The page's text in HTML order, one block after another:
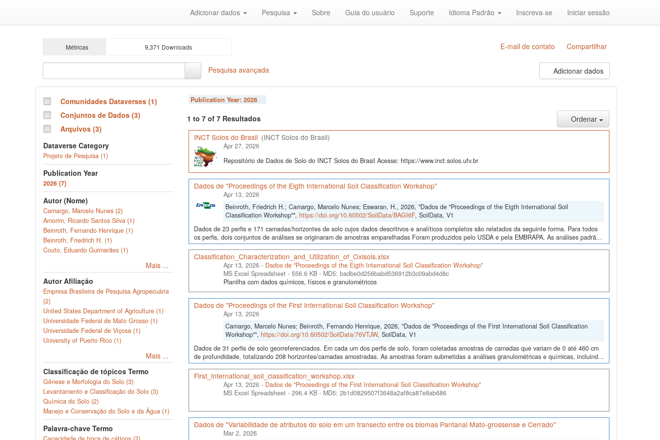
Adicionar dados Pesquisa Sobre Guia do usuário Suporte Idioma Padrão Inscreva-se Iniciar sessão
Métricas 9,371 Downloads E-mail de contato Compartilhar
Pesquisa avançada Adicionar dados
Comunidades Dataverses (1)
Conjuntos de Dados (3)
Arquivos (3)
Dataverse Category
Projeto de Pesquisa (1)
Publication Year
2026 (7)
Autor (Nome)
Camargo, Marcelo Nunes (2)
Amorim, Ricardo Santos Silva (1)
Beinroth, Fernando Henrique (1)
Beinroth, Friedrich H. (1)
Couto, Eduardo Guimarães (1)
Mais ...
Autor Afiliação
Empresa Brasileira de Pesquisa Agropecuária
(2)
United States Department of Agriculture (1)
Universidade Federal de Mato Grosso (1)
Universidade Federal de Viçosa (1)
University of Puerto Rico (1)
Mais ...
Classificação de tópicos Termo
Gênese e Morfologia do Solo (3)
Levantamento e Classificação do Solo (3)
Química do Solo (2)
Manejo e Conservação do Solo e da Água (1)
Palavra-chave Termo
Publication Year: 2026
1 to 7 of 7 Resultados
Ordenar
INCT Solos do Brasil (INCT Solos do Brasil)
Apr 27, 2026
Repositório de Dados de Solo do INCT Solos do Brasil Acesse: https://www.inct.solos.ufv.br
Dados de "Proceedings of the Eigth International Soil Classification Workshop"
Apr 13, 2026
Beinroth, Friedrich H.; Camargo, Marcelo Nunes; Eswaran, H., 2026, "Dados de "Proceedings of the Eigth International Soil
Classification Workshop"", https://doi.org/10.60502/SoilData/BAGI6F, SoilData, V1
Dados de 23 perfis e 171 camadas/horizontes de solo cujos dados descritivos e analíticos completos são relatados da seguinte forma. Para todos
os perfis, dois conjuntos de análises se originaram de amostras emparelhadas Foram produzidos pelo USDA e pela EMBRAPA. As análises padrã...
Classification_Characterization_and_Utilization_of_Oxisols.xlsx
Apr 13, 2026 - Dados de "Proceedings of the Eigth International Soil Classification Workshop"
MS Excel Spreadsheet - 556.6 KB - MD5: badbe0d256babd536912b3c09abd4d8c
Planilha com dados químicos, físicos e granulométricos
Dados de "Proceedings of the First International Soil Classification Workshop"
Apr 13, 2026
Camargo, Marcelo Nunes; Beinroth, Fernando Henrique, 2026, "Dados de "Proceedings of the First International Soil Classification
Workshop"", https://doi.org/10.60502/SoilData/76VTJW, SoilData, V1
Dados de 31 perfis de solo georreferenciados. Em cada um dos perfis de solo, foram coletadas amostras de camadas que variam de 0 até 460 cm
de profundidade, totalizando 208 horizontes/camadas amostradas. As amostras foram submetidas a análises granulométricas e químicas, incluind...
First_international_soil_classification_workshop.xlsx
Apr 13, 2026 - Dados de "Proceedings of the First International Soil Classification Workshop"
MS Excel Spreadsheet - 296.4 KB - MD5: 2b1d0829507f3648a2af8ca87e8ab686
Dados de "Variabilidade de atributos do solo em um transecto entre os biomas Pantanal Mato-grossense e Cerrado"
Mar 2, 2026